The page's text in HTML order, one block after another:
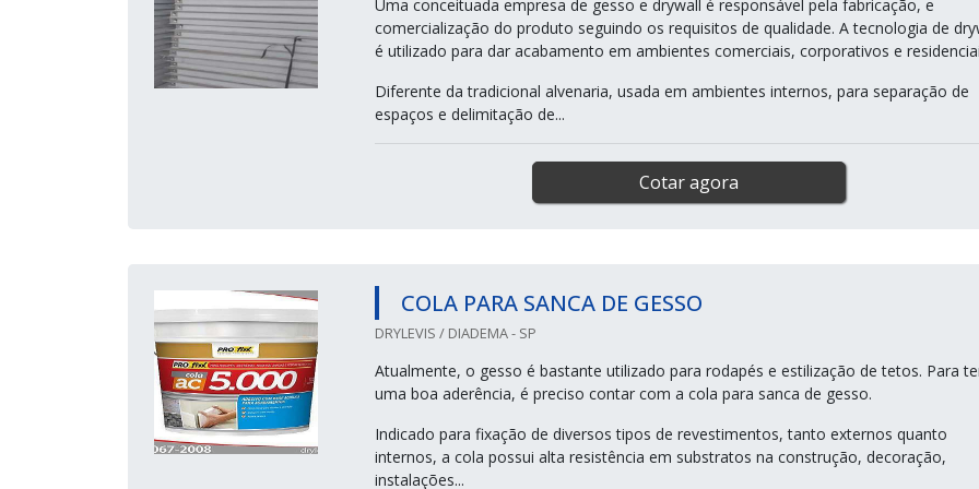
Uma conceituada empresa de gesso e drywall é responsável pela fabricação, e
comercialização do produto seguindo os requisitos de qualidade. A tecnologia de
é utilizado para dar acabamento em ambientes comerciais, corporativos e
Diferente da tradicional alvenaria, usada em ambientes internos, para separação de
espaços e delimitação de...
Cotar agora
COLA PARA SANCA DE GESSO
DRYLEVIS / DIADEMA - SP
Atualmente, o gesso é bastante utilizado para rodapés e estilização de tetos. Para
uma boa aderência, é preciso contar com a cola para sanca de gesso.
Indicado para fixação de diversos tipos de revestimentos, tanto externos quanto
internos, a cola possui alta resistência em substratos na construção, decoração,
instalações...